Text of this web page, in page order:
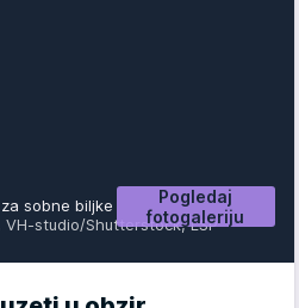
Pogledaj
fotogaleriju
sobne biljke
studio/Shutterstock, LSP